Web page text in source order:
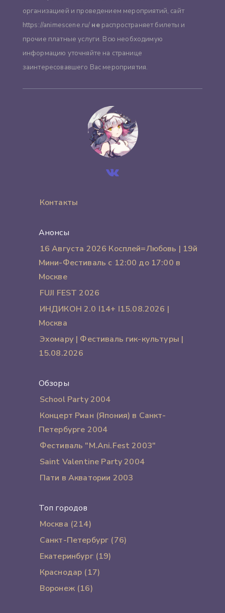
организацией и проведением мероприятий, сайт
https://animescene.ru/ нераспространяет билеты и
прочие платные услуги. Всю необходимую
информацию уточняйте на странице
заинтересовавшего Вас мероприятия.
Контакты
Анонсы
16 Августа 2026 Косплей=Любовь | 19й
Мини-Фестиваль с 12:00 до 17:00 в
Москве
FUJI FEST 2026
ИНДИКОН 2.0 ӏ 14+ ӏ 15.08.2026 |
Москва
Эхомару | Фестиваль гик-культуры |
15.08.2026
Обзоры
School Party 2004
Концерт Риан (Япония) в Санкт-
Петербурге 2004
Фестиваль "M.Ani.Fest 2003"
Saint Valentine Party 2004
Пати в Акватории 2003
Топ городов
Москва (214)
Санкт-Петербург (76)
Екатеринбург (19)
Краснодар (17)
Воронеж (16)